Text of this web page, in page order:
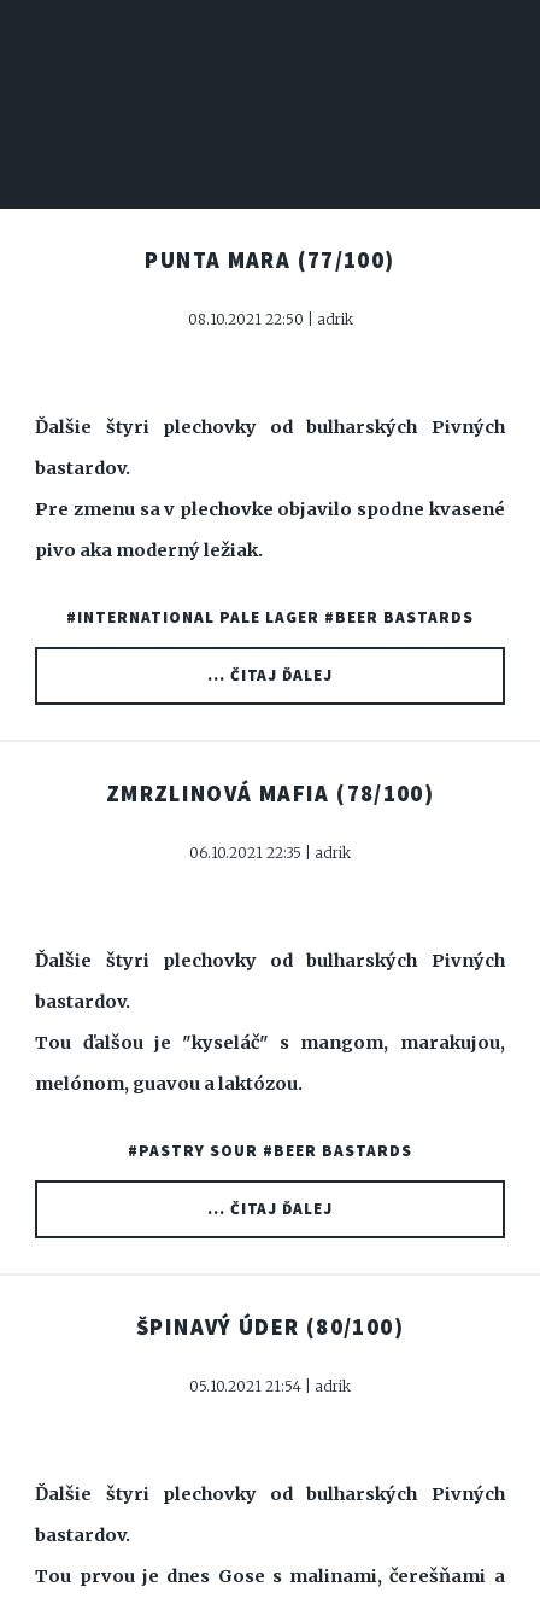
PUNTA MARA (77/100)
08.10.2021 22:50 | adrik
Ďalšie štyri plechovky od bulharských Pivných
bastardov.
Pre zmenu sa v plechovke objavilo spodne kvasené
pivo aka moderný ležiak.
#INTERNATIONAL PALE LAGER #BEER BASTARDS
... ČITAJ ĎALEJ
ZMRZLINOVÁ MAFIA (78/100)
06.10.2021 22:35 | adrik
Ďalšie štyri plechovky od bulharských Pivných
bastardov.
Tou ďalšou je "kyseláč" s mangom, marakujou,
melónom, guavou a laktózou.
#PASTRY SOUR #BEER BASTARDS
... ČITAJ ĎALEJ
ŠPINAVÝ ÚDER (80/100)
05.10.2021 21:54 | adrik
Ďalšie štyri plechovky od bulharských Pivných
bastardov.
Tou prvou je dnes Gose s malinami, čerešňami a